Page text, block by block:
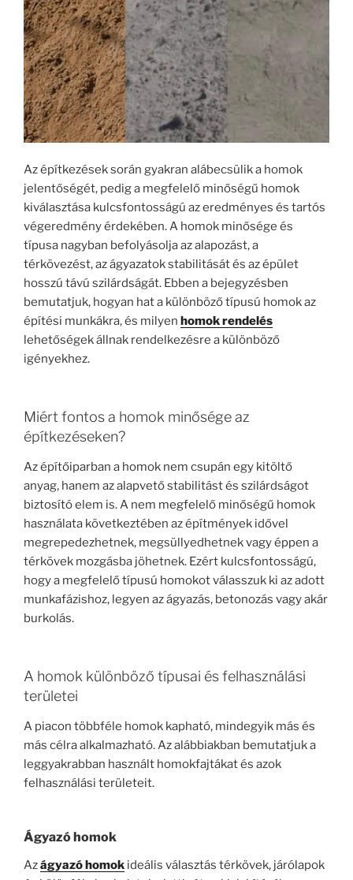
Az építkezések során gyakran alábecsülik a homok
jelentőségét, pedig a megfelelő minőségű homok
kiválasztása kulcsfontosságú az eredményes és tartós
végeredmény érdekében. A homok minősége és
típusa nagyban befolyásolja az alapozást, a
térkövezést, az ágyazatok stabilitását és az épület
hosszú távú szilárdságát. Ebben a bejegyzésben
bemutatjuk, hogyan hat a különböző típusú homok az
építési munkákra, és milyen homok rendelés
lehetőségek állnak rendelkezésre a különböző
igényekhez.
Miért fontos a homok minősége az
építkezéseken?
Az építőiparban a homok nem csupán egy kitöltő
anyag, hanem az alapvető stabilitást és szilárdságot
biztosító elem is. A nem megfelelő minőségű homok
használata következtében az építmények idővel
megrepedezhetnek, megsüllyedhetnek vagy éppen a
térkövek mozgásba jöhetnek. Ezért kulcsfontosságú,
hogy a megfelelő típusú homokot válasszuk ki az adott
munkafázishoz, legyen az ágyazás, betonozás vagy akár
burkolás.
A homok különböző típusai és felhasználási
területei
A piacon többféle homok kapható, mindegyik más és
más célra alkalmazható. Az alábbiakban bemutatjuk a
leggyakrabban használt homokfajtákat és azok
felhasználási területeit.
Ágyazó homok
Azágyazó homok ideális választás térkövek, járólapok